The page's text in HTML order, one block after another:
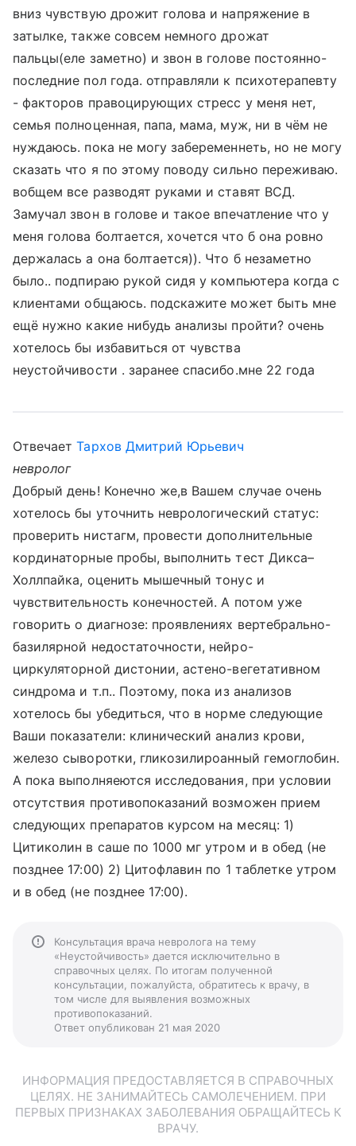
вниз чувствую дрожит голова и напряжение в
затылке, также совсем немного дрожат
пальцы(еле заметно) и звон в голове постоянно-
последние пол года. отправляли к психотерапевту
- факторов правоцирующих стресс у меня нет,
семья полноценная, папа, мама, муж, ни в чём не
нуждаюсь. пока не могу забеременнеть, но не могу
сказать что я по этому поводу сильно переживаю.
вобщем все разводят руками и ставят ВСД.
Замучал звон в голове и такое впечатление что у
меня голова болтается, хочется что б она ровно
держалась а она болтается)). Что б незаметно
было.. подпираю рукой сидя у компьютера когда с
клиентами общаюсь. подскажите может быть мне
ещё нужно какие нибудь анализы пройти? очень
хотелось бы избавиться от чувства
неустойчивости . заранее спасибо.мне 22 года
ОтвечаетТархов Дмитрий Юрьевич
невролог
Добрый день! Конечно же,в Вашем случае очень
хотелось бы уточнить неврологический статус:
проверить нистагм, провести дополнительные
кординаторные пробы, выполнить тест Дикса–
Холлпайка, оценить мышечный тонус и
чувствительность конечностей. А потом уже
говорить о диагнозе: проявлениях вертебрально-
базилярной недостаточности, нейро-
циркуляторной дистонии, астено-вегетативном
синдрома и т.п.. Поэтому, пока из анализов
хотелось бы убедиться, что в норме следующие
Ваши показатели: клинический анализ крови,
железо сыворотки, гликозилироанный гемоглобин.
А пока выполняеются исследования, при условии
отсутствия противопоказаний возможен прием
следующих препаратов курсом на месяц: 1)
Цитиколин в саше по 1000 мг утром и в обед (не
позднее 17:00) 2) Цитофлавин по 1 таблетке утром
и в обед (не позднее 17:00).
Консультация врача невролога на тему
«Неустойчивость» дается исключительно в
справочных целях. По итогам полученной
консультации, пожалуйста, обратитесь к врачу, в
том числе для выявления возможных
противопоказаний.
Ответ опубликован 21 мая 2020
ИНФОРМАЦИЯ ПРЕДОСТАВЛЯЕТСЯ В СПРАВОЧНЫХ
ЦЕЛЯХ. НЕ ЗАНИМАЙТЕСЬ САМОЛЕЧЕНИЕМ. ПРИ
ПЕРВЫХ ПРИЗНАКАХ ЗАБОЛЕВАНИЯ ОБРАЩАЙТЕСЬ К
ВРАЧУ.